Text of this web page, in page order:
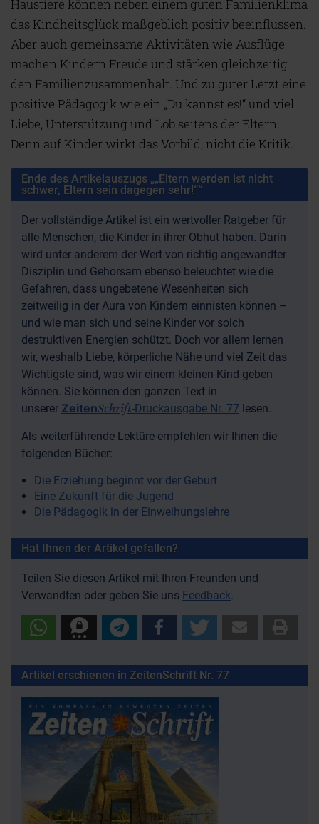
Haustiere können neben einem guten Familienklima
das Kindheitsglück maßgeblich positiv beeinflussen.
Aber auch gemeinsame Aktivitäten wie Ausflüge
machen Kindern Freude und stärken gleichzeitig
den Familienzusammenhalt. Und zu guter Letzt eine
positive Pädagogik wie ein „Du kannst es!“ und viel
Liebe, Unterstützung und Lob seitens der Eltern.
Denn auf Kinder wirkt das Vorbild, nicht die Kritik.
Ende des Artikelauszugs „„Eltern werden ist nicht
schwer, Eltern sein dagegen sehr!““
Der vollständige Artikel ist ein wertvoller Ratgeber für
alle Menschen, die Kinder in ihrer Obhut haben. Darin
wird unter anderem der Wert von richtig angewandter
Disziplin und Gehorsam ebenso beleuchtet wie die
Gefahren, dass ungebetene Wesenheiten sich
zeitweilig in der Aura von Kindern einnisten können –
und wie man sich und seine Kinder vor solch
destruktiven Energien schützt. Doch vor allem lernen
wir, weshalb Liebe, körperliche Nähe und viel Zeit das
Wichtigste sind, was wir einem kleinen Kind geben
können. Sie können den ganzen Text in
unserer ZeitenSchrift-Druckausgabe Nr. 77 lesen.
Als weiterführende Lektüre empfehlen wir Ihnen die
folgenden Bücher:
Die Erziehung beginnt vor der Geburt
Eine Zukunft für die Jugend
Die Pädagogik in der Einweihungslehre
Hat Ihnen der Artikel gefallen?
Teilen Sie diesen Artikel mit Ihren Freunden und
Verwandten oder geben Sie uns Feedback.
Artikel erschienen in ZeitenSchrift Nr. 77